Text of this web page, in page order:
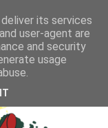
its services
user-agent are
and security
usage